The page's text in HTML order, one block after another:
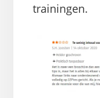
trainingen.